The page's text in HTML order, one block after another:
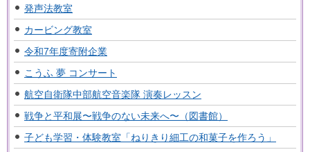
発声法教室
カービング教室
令和7年度寄附企業
こうふ 夢 コンサート
航空自衛隊中部航空音楽隊 演奏レッスン
戦争と平和展〜戦争のない未来へ〜（図書館）
子ども学習・体験教室「ねりきり細工の和菓子を作ろう」